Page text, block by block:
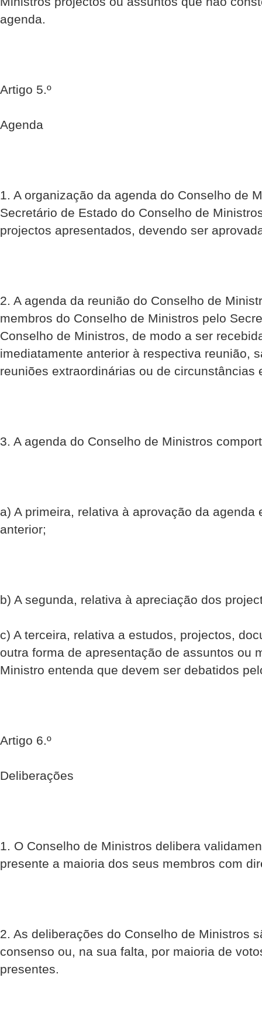
agenda.
Artigo 5.º
Agenda
1. A organização da agenda do Conselho de
Secretário de Estado do Conselho de
projectos apresentados, devendo ser
2. A agenda da reunião do Conselho de
membros do Conselho de Ministros pelo
Conselho de Ministros, de modo a ser
imediatamente anterior à respectiva reunião,
reuniões extraordinárias ou de circunstâncias
3. A agenda do Conselho de Ministros
a) A primeira, relativa à aprovação da agenda
anterior;
b) A segunda, relativa à apreciação dos
c) A terceira, relativa a estudos, projectos,
outra forma de apresentação de assuntos ou
Ministro entenda que devem ser debatidos
Artigo 6.º
Deliberações
1. O Conselho de Ministros delibera
presente a maioria dos seus membros com
2. As deliberações do Conselho de Ministros
consenso ou, na sua falta, por maioria de
presentes.